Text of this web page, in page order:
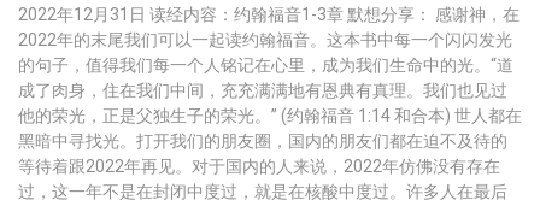
2022年12月31日 读经内容：约翰福音1-3章 默想分享： 感谢神，在
2022年的末尾我们可以一起读约翰福音。这本书中每一个闪闪发光
的句子，值得我们每一个人铭记在心里，成为我们生命中的光。“道
成了肉身，住在我们中间，充充满满地有恩典有真理。我们也见过
他的荣光，正是父独生子的荣光。” (约翰福音 1:14 和合本) 世人都在
黑暗中寻找光。打开我们的朋友圈，国内的朋友们都在迫不及待的
等待着跟2022年再见。对于国内的人来说，2022年仿佛没有存在
过，这一年不是在封闭中度过，就是在核酸中度过。许多人在最后